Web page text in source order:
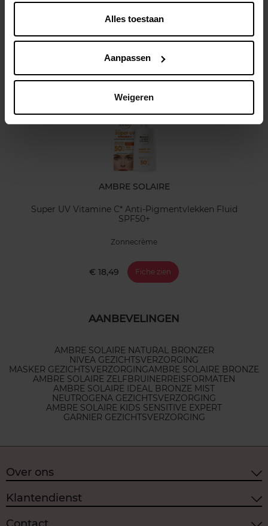
Alles toestaan
Aanpassen
Weigeren
Nog iets vergeten ?
AMBRE SOLAIRE
Super UV Vitamine C* Anti-Pigmentvlekken Fluid
SPF50+
Zonnecrème
€ 18,49 Fiche zien
AANBEVELINGEN
AMBRE SOLAIRE NATURAL BRONZER
NIVEA GEZICHTSVERZORGING
MASKER GEZICHTSVERZORGINGAMBRE SOLAIRE BRONZE
AMBRE SOLAIRE ZELFBRUINERREISFORMATEN
AMBRE SOLAIRE IDEAL BRONZE MIST
NEUTROGENA GEZICHTSVERZORGING
AMBRE SOLAIRE KIDS SENSITIVE EXPERT
GARNIER GEZICHTSVERZORGING
Over ons
Klantendienst
Contact